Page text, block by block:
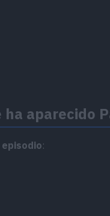
aparecido
episodio: